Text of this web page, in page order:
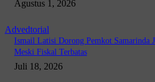
Agustus 1, 2026
Advedtorial
Ismail Latisi Dorong Pemkot Samarinda
Meski Fiskal Terbatas
Juli 18, 2026